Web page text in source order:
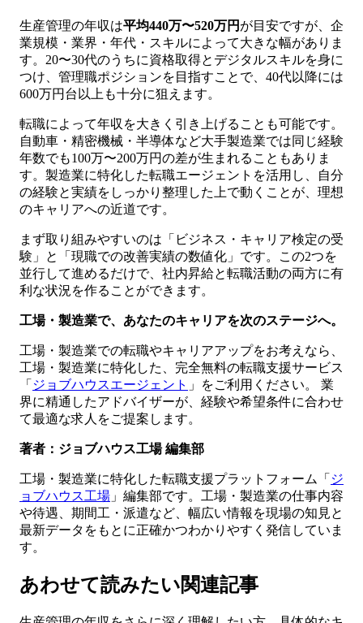
生産管理の年収は平均440万〜520万円 が目安ですが、企
業規模・業界・年代・スキルによって大きな幅がありま
す。20〜30代のうちに資格取得とデジタルスキルを身に
つけ、管理職ポジションを目指すことで、40代以降には
600万円台以上も十分に狙えます。
転職によって年収を大きく引き上げることも可能です。
自動車・精密機械・半導体など大手製造業では同じ経験
年数でも100万〜200万円の差が生まれることもありま
す。製造業に特化した転職エージェントを活用し、自分
の経験と実績をしっかり整理した上で動くことが、理想
のキャリアへの近道です。
まず取り組みやすいのは「ビジネス・キャリア検定の受
験」と「現職での改善実績の数値化」です。この2つを
並行して進めるだけで、社内昇給と転職活動の両方に有
利な状況を作ることができます。
工場・製造業で、あなたのキャリアを次のステージへ。
工場・製造業での転職やキャリアアップをお考えなら、
工場・製造業に特化した、完全無料の転職支援サービス
「 ジョブハウスエージェント 」をご利用ください。 業
界に精通したアドバイザーが、経験や希望条件に合わせ
て最適な求人をご提案します。
著者：ジョブハウス工場 編集部
工場・製造業に特化した転職支援プラットフォーム「 ジ
ョブハウス工場 」編集部です。工場・製造業の仕事内容
や待遇、期間工・派遣など、幅広い情報を現場の知見と
最新データをもとに正確かつわかりやすく発信していま
す。
あわせて読みたい関連記事